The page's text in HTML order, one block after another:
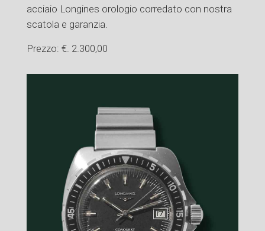
acciaio Longines orologio corredato con nostra
scatola e garanzia.
Prezzo: €. 2.300,00